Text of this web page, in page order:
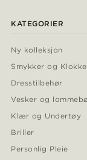
KATEGORIER
Ny kolleksjon
Smykker og
Dresstilbehør
Vesker og
Klær og Undertøy
Briller
Personlig Pleie